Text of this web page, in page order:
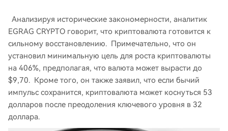
Анализируя исторические закономерности, аналитик
EGRAG CRYPTO говорит, что криптовалюта готовится к
сильному восстановлению. Примечательно, что он
установил минимальную цель для роста криптовалюты
на 406%, предполагая, что валюта может вырасти до
$9,70. Кроме того, он также заявил, что если бычий
импульс сохранится, криптовалюта может коснуться 53
долларов после преодоления ключевого уровня в 32
доллара.